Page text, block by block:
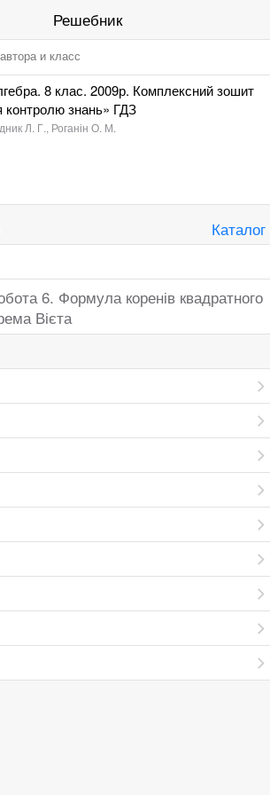
Решебник
и класс
8 клас. 2009р. Комплексний зошит
контролю знань» ГДЗ
Л. Г., Роганін О. М.
Каталог
6. Формула коренів квадратного
Вієта